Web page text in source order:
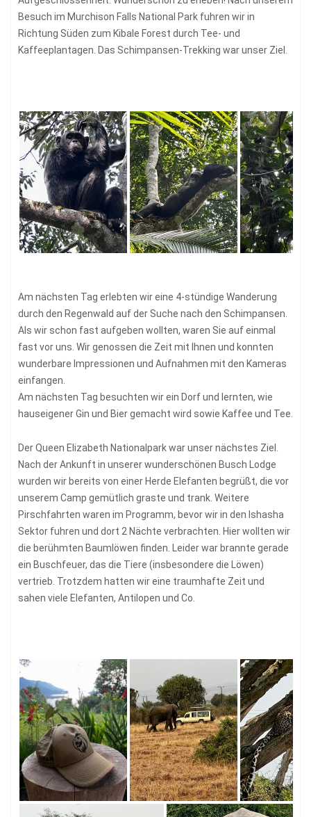
Besuch im Murchison Falls National Park fuhren wir in
Richtung Süden zum Kibale Forest durch Tee- und
Kaffeeplantagen. Das Schimpansen-Trekking war unser Ziel.
Am nächsten Tag erlebten wir eine 4-stündige Wanderung
durch den Regenwald auf der Suche nach den Schimpansen.
Als wir schon fast aufgeben wollten, waren Sie auf einmal
fast vor uns. Wir genossen die Zeit mit Ihnen und konnten
wunderbare Impressionen und Aufnahmen mit den Kameras
einfangen.
Am nächsten Tag besuchten wir ein Dorf und lernten, wie
hauseigener Gin und Bier gemacht wird sowie Kaffee und Tee.
Der Queen Elizabeth Nationalpark war unser nächstes Ziel.
Nach der Ankunft in unserer wunderschönen Busch Lodge
wurden wir bereits von einer Herde Elefanten begrüßt, die vor
unserem Camp gemütlich graste und trank. Weitere
Pirschfahrten waren im Programm, bevor wir in den Ishasha
Sektor fuhren und dort 2 Nächte verbrachten. Hier wollten wir
die berühmten Baumlöwen finden. Leider war brannte gerade
ein Buschfeuer, das die Tiere (insbesondere die Löwen)
vertrieb. Trotzdem hatten wir eine traumhafte Zeit und
sahen viele Elefanten, Antilopen und Co.